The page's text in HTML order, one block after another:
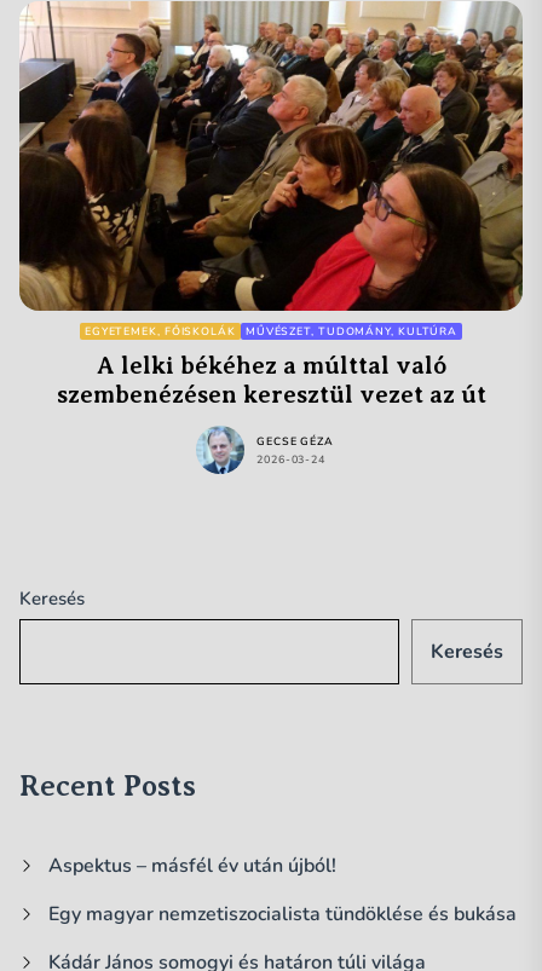
EGYETEMEK, FŐISKOLÁK MŰVÉSZET, TUDOMÁNY, KULTÚRA
A lelki békéhez a múlttal való
szembenézésen keresztül vezet az út
GECSE GÉZA
2026-03-24
Keresés
Keresés
Recent Posts
Aspektus – másfél év után újból!
Egy magyar nemzetiszocialista tündöklése és bukása
Kádár János somogyi és határon túli világa